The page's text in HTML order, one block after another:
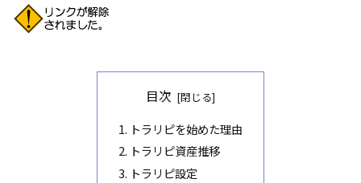
目次
1. トラリピを始めた理由
2. トラリピ資産推移
3. トラリピ設定